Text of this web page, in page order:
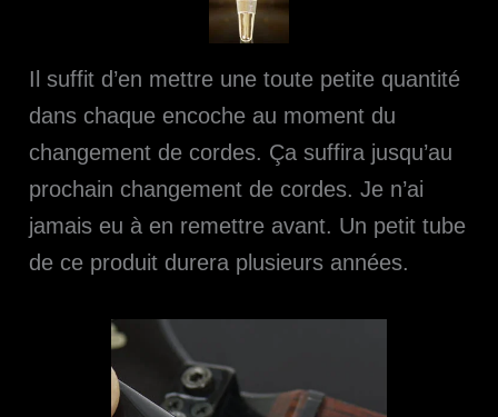
Il suffit d’en mettre une toute petite quantité
dans chaque encoche au moment du
changement de cordes. Ça suffira jusqu’au
prochain changement de cordes. Je n’ai
jamais eu à en remettre avant. Un petit tube
de ce produit durera plusieurs années.